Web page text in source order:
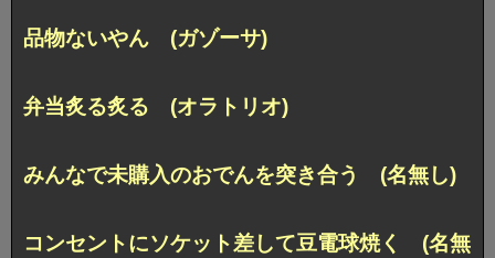
品物ないやん (ガゾーサ)
弁当炙る炙る (オラトリオ)
みんなで未購入のおでんを突き合う (名無し)
コンセントにソケット差して豆電球焼く (名無